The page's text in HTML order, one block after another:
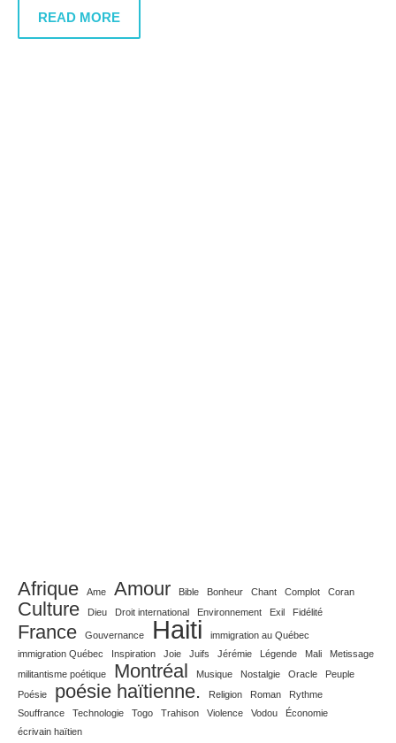
READ MORE
Afrique Ame Amour Bible Bonheur Chant Complot Coran
Culture Dieu Droit international Environnement Exil Fidélité
France Gouvernance Haiti
immigration au Québec
immigration Québec
Inspiration Joie Juifs Jérémie Légende Mali
Metissage
militantisme poétique
Montréal Musique Nostalgie Oracle
Peuple
Poésie
poésie haïtienne. Religion Roman
Rythme
Souffrance
Technologie Togo Trahison Violence Vodou
Économie
écrivain haïtien